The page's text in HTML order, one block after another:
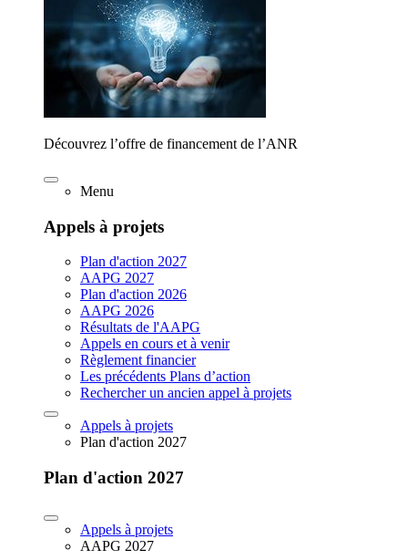
Découvrez l’offre de financement de l’ANR
Menu
Appels à projets
Plan d'action 2027
AAPG 2027
Plan d'action 2026
AAPG 2026
Résultats de l'AAPG
Appels en cours et à venir
Règlement financier
Les précédents Plans d’action
Rechercher un ancien appel à projets
Appels à projets
Plan d'action 2027
Plan d'action 2027
Appels à projets
AAPG 2027